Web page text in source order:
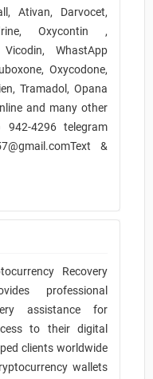
Ativan, Darvocet,
Oxycontin ,
WhastApp
Oxycodone,
Tramadol, Opana
and many other
942-4296 telegram
&
Recovery
professional
assistance for
to their digital
clients worldwide
wallets